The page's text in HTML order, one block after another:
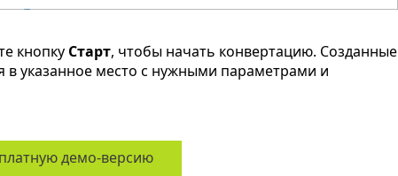
кнопку Старт, чтобы начать конвертацию. Созданные
в указанное место с нужными параметрами и
демо-версию